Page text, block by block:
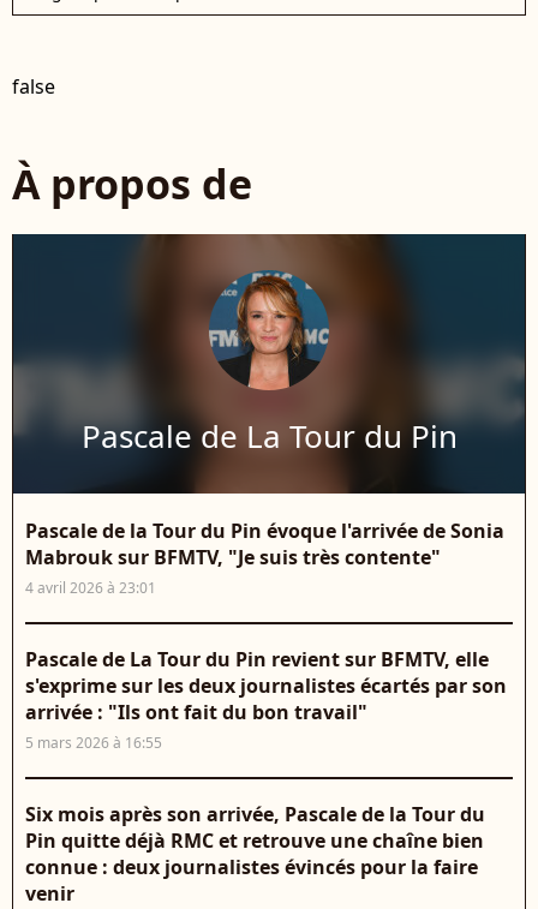
false
À propos de
Pascale de La Tour du Pin
Pascale de la Tour du Pin évoque l'arrivée de Sonia
Mabrouk sur BFMTV, "Je suis très contente"
4 avril 2026 à 23:01
Pascale de La Tour du Pin revient sur BFMTV, elle
s'exprime sur les deux journalistes écartés par son
arrivée : "Ils ont fait du bon travail"
5 mars 2026 à 16:55
Six mois après son arrivée, Pascale de la Tour du
Pin quitte déjà RMC et retrouve une chaîne bien
connue : deux journalistes évincés pour la faire
venir